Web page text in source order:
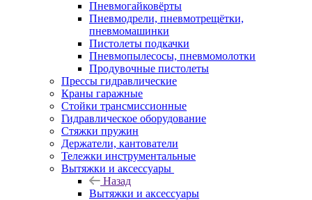
Пневмогайковёрты
Пневмодрели, пневмотрещётки,
пневмомашинки
Пистолеты подкачки
Пневмопылесосы, пневмомолотки
Продувочные пистолеты
Прессы гидравлические
Краны гаражные
Стойки трансмиссионные
Гидравлическое оборудование
Стяжки пружин
Держатели, кантователи
Тележки инструментальные
Вытяжки и аксессуары
Назад
Вытяжки и аксессуары